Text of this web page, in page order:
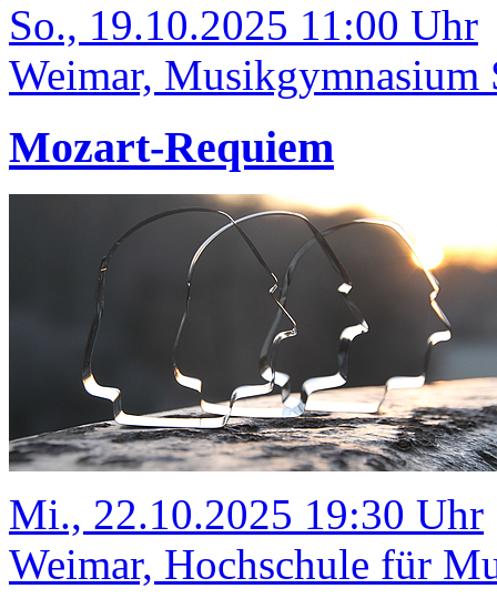
So., 19.10.2025 11:00 Uhr
Weimar, Musikgymnasium
Mozart-Requiem
Mi., 22.10.2025 19:30 Uhr
Weimar, Hochschule für